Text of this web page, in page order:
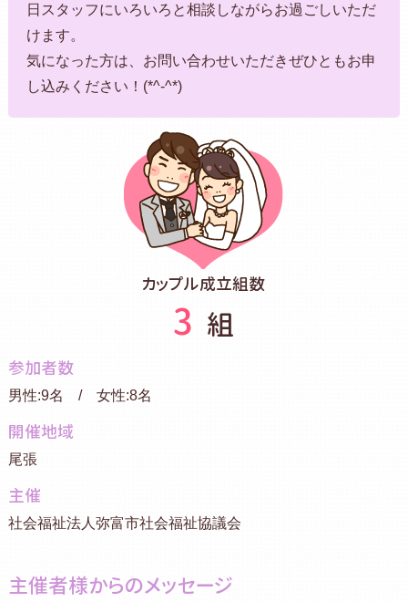
日スタッフにいろいろと相談しながらお過ごしいただ
けます。
気になった方は、お問い合わせいただきぜひともお申
し込みください！(*^-^*)
カップル成立組数
3 組
参加者数
男性:9名 / 女性:8名
開催地域
尾張
主催
社会福祉法人弥富市社会福祉協議会
主催者様からのメッセージ